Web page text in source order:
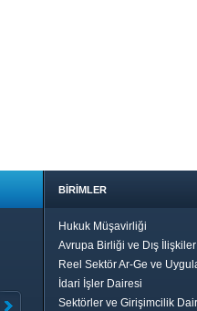
BİRİMLER
Hukuk Müşavirliği
Avrupa Birliği ve Dış
Reel Sektör Ar-Ge ve
İdari İşler Dairesi
Sektörler ve Girişimcilik